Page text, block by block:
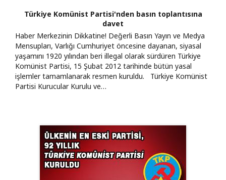
Türkiye Komünist Partisi'nden basın toplantısına
davet
Haber Merkezinin Dikkatine! Değerli Basın Yayın ve Medya
Mensupları, Varlığı Cumhuriyet öncesine dayanan, siyasal
yaşamını 1920 yılından beri illegal olarak sürdüren Türkiye
Komünist Partisi, 15 Şubat 2012 tarihinde bütün yasal
işlemler tamamlanarak resmen kuruldu. Türkiye Komünist
Partisi Kurucular Kurulu ve…